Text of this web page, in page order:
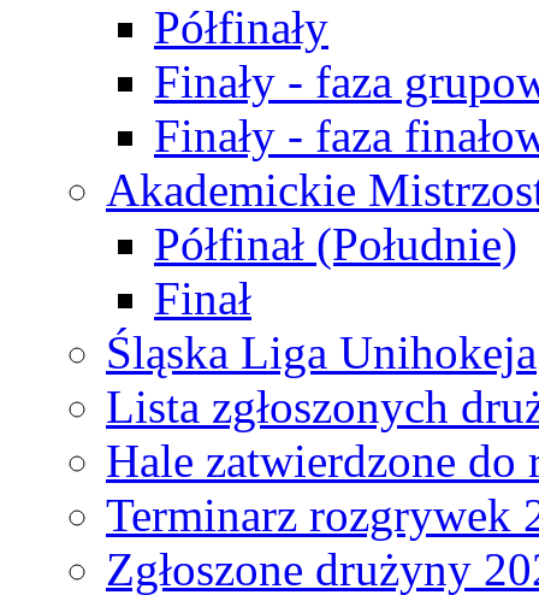
Półfinały
Finały - faza
Finały - faza
Akademickie
Półfinał (Południe)
Finał
Śląska Liga Unihokeja
Lista zgłoszonych
Hale zatwierdzone do
Terminarz rozgrywek
Zgłoszone drużyny